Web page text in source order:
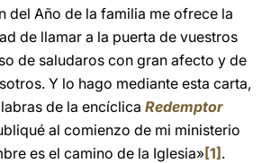
del Año de la familia me ofrece la
de llamar a la puerta de vuestros
de saludaros con gran afecto y de
Y lo hago mediante esta carta,
de la encíclica Redemptor
al comienzo de mi ministerio
es el camino de la Iglesia»[1] .